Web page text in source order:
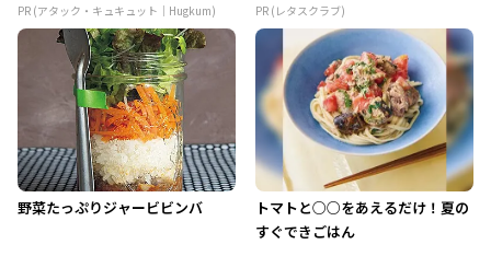
PR (アタック・キュキュット｜Hugkum) PR (レタスクラブ)
野菜たっぷりジャービビンバ
トマトと○○をあえるだけ！夏の
すぐできごはん